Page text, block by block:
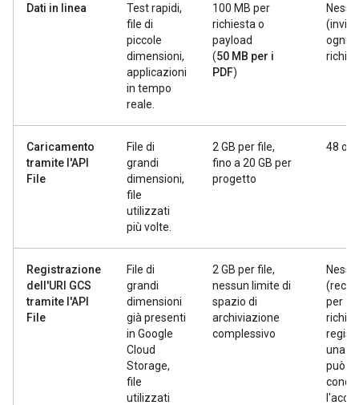
Dati in linea
Test rapidi,
file di
piccole
dimensioni,
applicazioni
in tempo
reale.
100 MB per
richiesta o
payload
(50 MB per i
PDF)
ogni
Caricamento
tramite l'API
File
File di
grandi
dimensioni,
file
utilizzati
più volte.
2 GB per file,
fino a 20 GB per
progetto
48 ore
Registrazione
dell'URI GCS
tramite l'API
File
File di
grandi
dimensioni
già presenti
in Google
Cloud
Storage,
file
utilizzati
2 GB per file,
nessun limite di
spazio di
archiviazione
complessivo
per
una
può